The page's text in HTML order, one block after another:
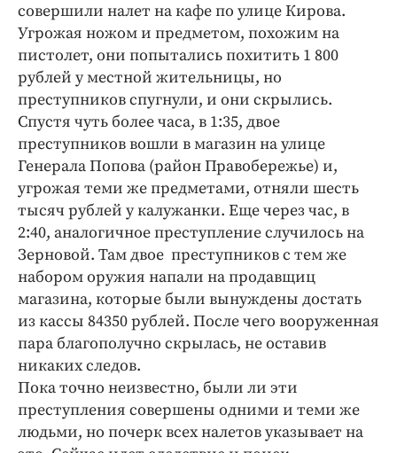
Погода
Праздники
Происшествия
Спорт
Экономика и бизнес
ПРОЕКТЫ
Блоги
Издания
Медиаперсона
Интересное чтиво
Клиника года
Бренд года
Работодатель года
совершили налет на кафе по улице Кирова.
Угрожая ножом и предметом, похожим на
пистолет, они попытались похитить 1 800
рублей у местной жительницы, но
преступников спугнули, и они скрылись.
Спустя чуть более часа, в 1:35, двое
преступников вошли в магазин на улице
Генерала Попова (район Правобережье) и,
угрожая теми же предметами, отняли шесть
тысяч рублей у калужанки. Еще через час, в
2:40, аналогичное преступление случилось на
Зерновой. Там двое преступников с тем же
набором оружия напали на продавщиц
магазина, которые были вынуждены достать
из кассы 84350 рублей. После чего вооруженная
пара благополучно скрылась, не оставив
никаких следов.
Пока точно неизвестно, были ли эти
преступления совершены одними и теми же
людьми, но почерк всех налетов указывает на